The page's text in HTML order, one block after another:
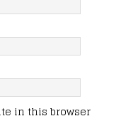
in this browser